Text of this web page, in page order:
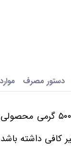
دستور مصرف
مکمل آمینو اکسپرس
داشته